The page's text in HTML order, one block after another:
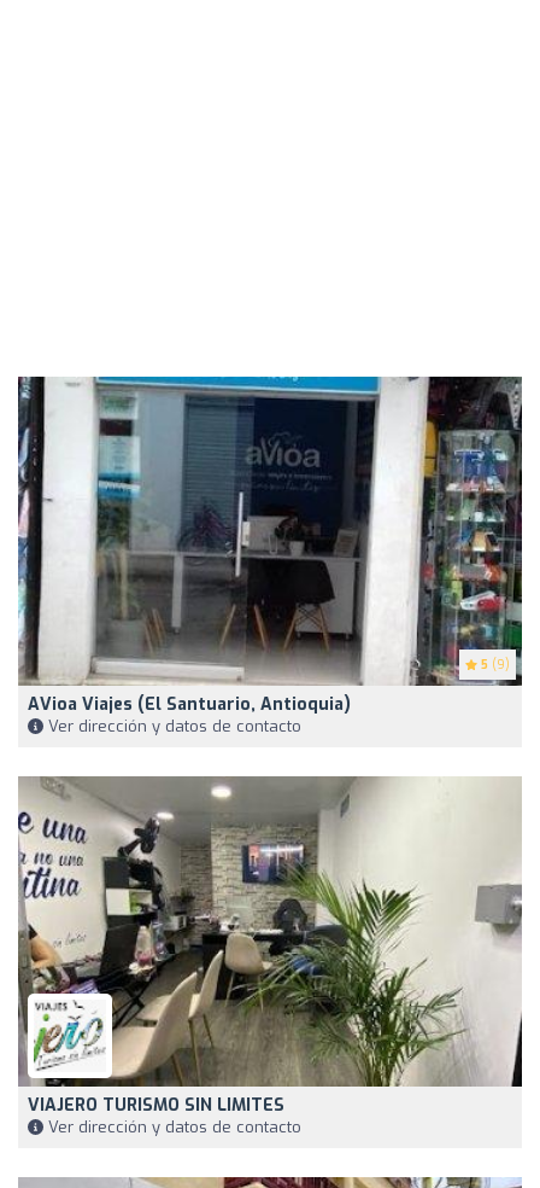
5 (9)
AVioa Viajes (El Santuario, Antioquia)
Ver dirección y datos de contacto
VIAJERO TURISMO SIN LIMITES
Ver dirección y datos de contacto